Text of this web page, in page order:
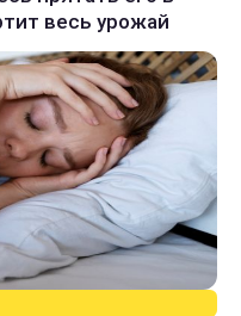
весь урожай